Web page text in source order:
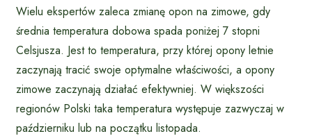
Wielu ekspertów zaleca zmianę opon na zimowe, gdy
średnia temperatura dobowa spada poniżej 7 stopni
Celsjusza. Jest to temperatura, przy której opony letnie
zaczynają tracić swoje optymalne właściwości, a opony
zimowe zaczynają działać efektywniej. W większości
regionów Polski taka temperatura występuje zazwyczaj w
październiku lub na początku listopada.